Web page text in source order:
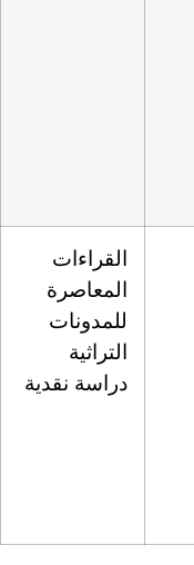
القراءات
المعاصرة
للمدونات
التراثية
دراسة نقدية